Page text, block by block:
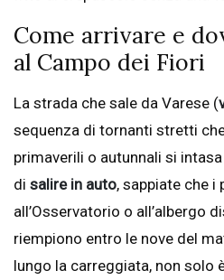
Come arrivare e
al Campo dei Fiori
La strada che sale da Varese (
sequenza di tornanti stretti
primaverili o autunnali si
di salire in auto, sappiate che i
all’Osservatorio o all’albergo
riempiono entro le nove del
lungo la carreggiata, non solo